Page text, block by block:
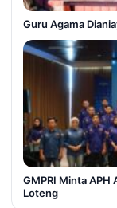
Guru Agama
GMPRI Minta APH
Loteng